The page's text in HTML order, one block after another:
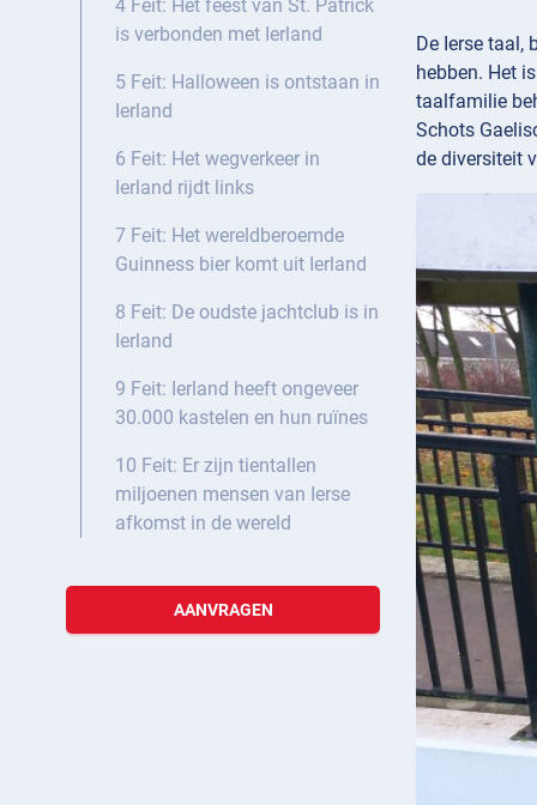
4 Feit: Het feest van St. Patrick
is verbonden met Ierland
5 Feit: Halloween is ontstaan in
Ierland
6 Feit: Het wegverkeer in
Ierland rijdt links
7 Feit: Het wereldberoemde
Guinness bier komt uit Ierland
8 Feit: De oudste jachtclub is in
Ierland
9 Feit: Ierland heeft ongeveer
30.000 kastelen en hun ruïnes
10 Feit: Er zijn tientallen
miljoenen mensen van Ierse
afkomst in de wereld
AANVRAGEN
De Ierse taal,
hebben. Het
taalfamilie
Schots
de diversiteit